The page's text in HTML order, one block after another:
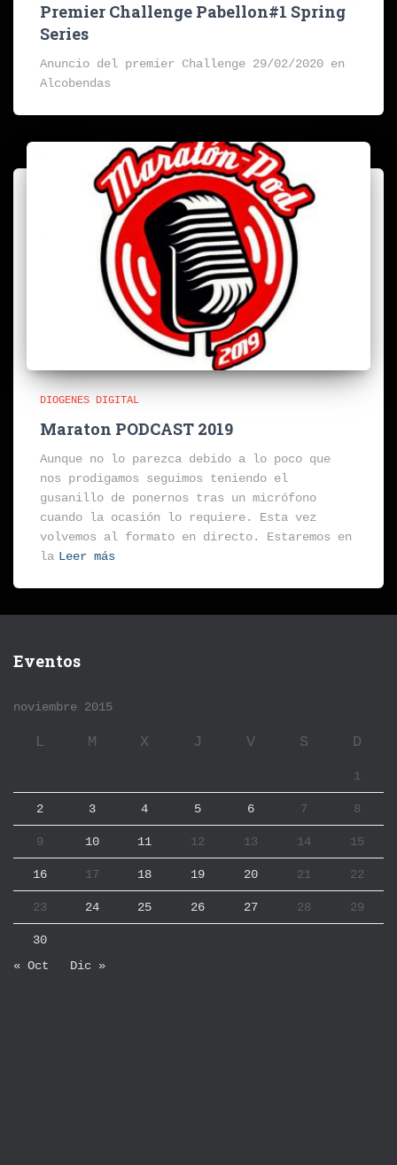
Premier Challenge Pabellon#1 Spring
Series
Anuncio del premier Challenge 29/02/2020 en
Alcobendas
DIOGENES DIGITAL
Maraton PODCAST 2019
Aunque no lo parezca debido a lo poco que
nos prodigamos seguimos teniendo el
gusanillo de ponernos tras un micrófono
cuando la ocasión lo requiere. Esta vez
volvemos al formato en directo. Estaremos en
la Leer más
Eventos
noviembre 2015
L M X J V S D
1
2 3 4 5 6 7 8
9 10 11 12 13 14 15
16 17 18 19 20 21 22
23 24 25 26 27 28 29
30
« Oct
Dic »